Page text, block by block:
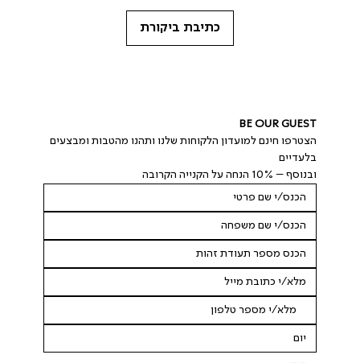
כתיבת ביקורת
BE OUR GUEST
הצטרפו חינם למועדון הלקוחות שלנו ותהנו מהטבות ומבצעים
בלעדיים
ובנוסף – 10% הנחה על הקנייה הקרובה